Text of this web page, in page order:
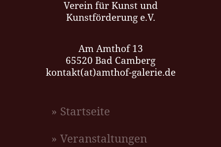
Verein für Kunst und
Kunstförderung e.V.
Am Amthof 13
65520 Bad Camberg
kontakt(at)amthof-galerie.de
» Startseite
» Veranstaltungen